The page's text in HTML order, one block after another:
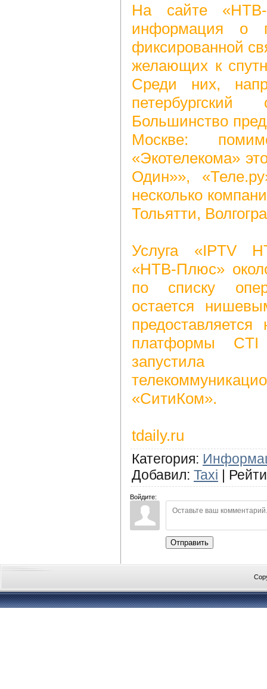
На сайте «НТВ-
информация о
фиксированной
желающих к
Среди них,
петербургский
Большинство
Москве:
«Экотелекома»
Один»»,
несколько
Тольятти,
Услуга «IPTV
«НТВ-Плюс»
по списку
остается
предоставляется
платформы
«СитиКом».
tdaily.ru
Категория:
Добавил: Taxi |
Войдите:
Отправить